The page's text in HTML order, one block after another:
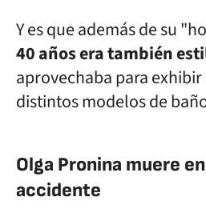
Y es que además de su
40 años era también
aprovechaba para
distintos modelos de
Olga Pronina muere
accidente